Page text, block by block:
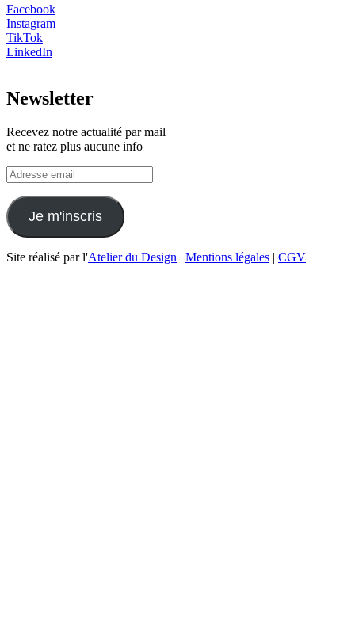
Facebook
Instagram
TikTok
LinkedIn
Newsletter
Recevez notre actualité par mail
et ne ratez plus aucune info
Site réalisé par l'Atelier du Design | Mentions légales | CGV